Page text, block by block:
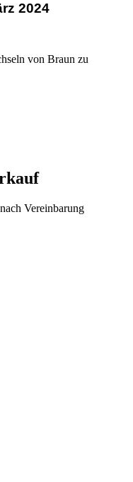
2024
von Braun zu
Vereinbarung